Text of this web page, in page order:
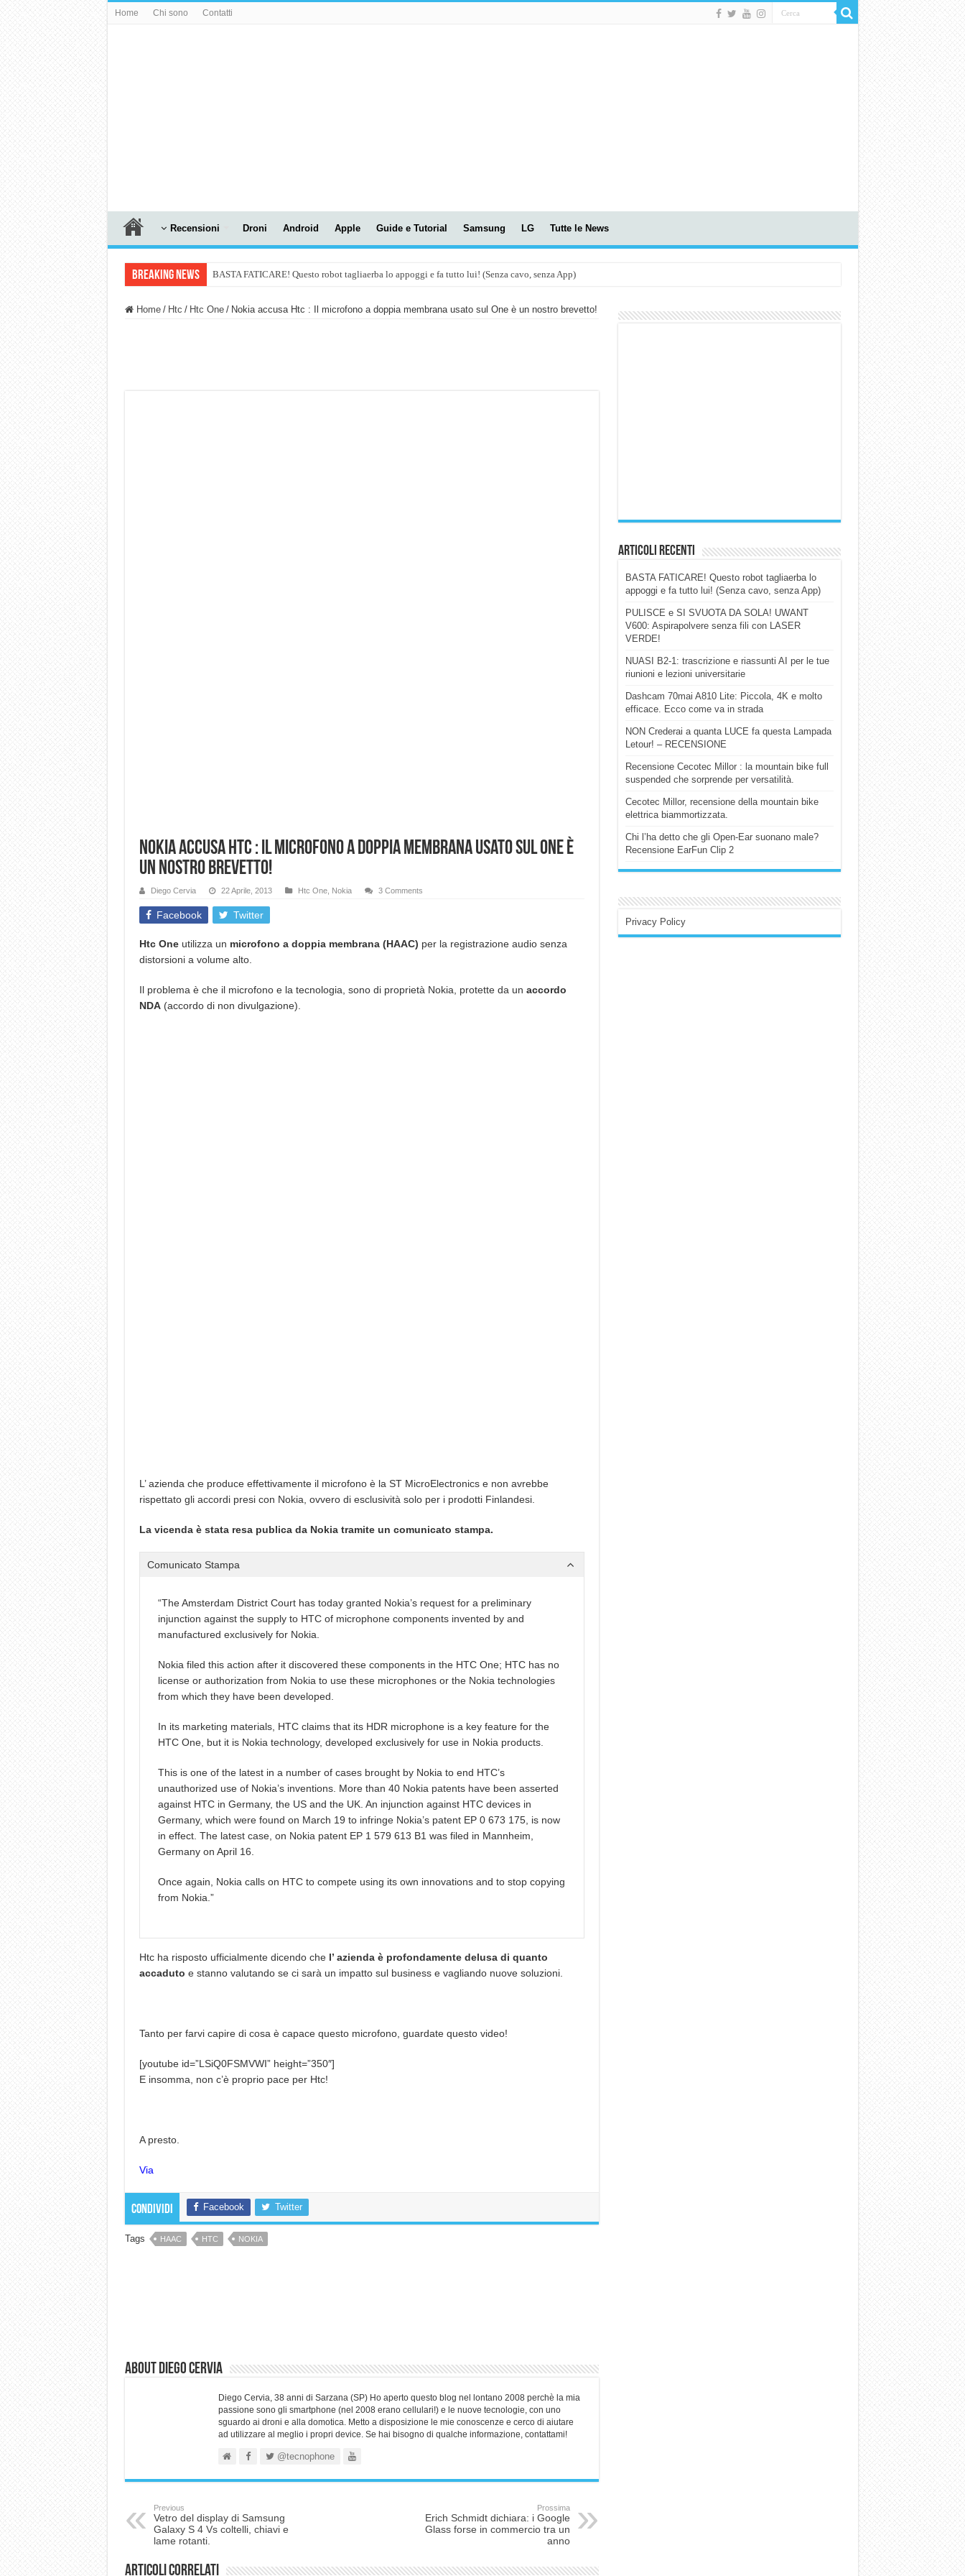
Home Chi sono Contatti
Recensioni Droni Android Apple Guide e Tutorial Samsung LG Tutte le News
Breaking News BASTA FATICARE! Questo robot tagliaerba lo appoggi e fa tutto lui! (Senza cavo, senza App)
Home / Htc / Htc One / Nokia accusa Htc : Il microfono a doppia membrana usato sul One è un nostro brevetto!
Nokia accusa Htc : Il microfono a doppia membrana usato sul One è
un nostro brevetto!
Diego Cervia 22 Aprile, 2013 Htc One, Nokia 3 Comments
Facebook Twitter
Htc Oneutilizza un microfono a doppia membrana (HAAC) per la registrazione audio senza
distorsioni a volume alto.
Il problema è che il microfono e la tecnologia, sono di proprietà Nokia, protette da un accordo
NDA(accordo di non divulgazione).
L’ azienda che produce effettivamente il microfono è la ST MicroElectronics e non avrebbe
rispettato gli accordi presi con Nokia, ovvero di esclusività solo per i prodotti Finlandesi.
La vicenda è stata resa publica da Nokia tramite un comunicato stampa.
Comunicato Stampa
“The Amsterdam District Court has today granted Nokia’s request for a preliminary
injunction against the supply to HTC of microphone components invented by and
manufactured exclusively for Nokia.
Nokia filed this action after it discovered these components in the HTC One; HTC has no
license or authorization from Nokia to use these microphones or the Nokia technologies
from which they have been developed.
In its marketing materials, HTC claims that its HDR microphone is a key feature for the
HTC One, but it is Nokia technology, developed exclusively for use in Nokia products.
This is one of the latest in a number of cases brought by Nokia to end HTC’s
unauthorized use of Nokia’s inventions. More than 40 Nokia patents have been asserted
against HTC in Germany, the US and the UK. An injunction against HTC devices in
Germany, which were found on March 19 to infringe Nokia’s patent EP 0 673 175, is now
in effect. The latest case, on Nokia patent EP 1 579 613 B1 was filed in Mannheim,
Germany on April 16.
Once again, Nokia calls on HTC to compete using its own innovations and to stop copying
from Nokia.”
Htc ha risposto ufficialmente dicendo che l’ azienda è profondamente delusa di quanto
accaduto e stanno valutando se ci sarà un impatto sul business e vagliando nuove soluzioni.
Tanto per farvi capire di cosa è capace questo microfono, guardate questo video!
[youtube id=”LSiQ0FSMVWI” height=”350″]
E insomma, non c’è proprio pace per Htc!
A presto.
Via
Condividi Facebook Twitter
Tags HAAC HTC NOKIA
About Diego Cervia
Diego Cervia, 38 anni di Sarzana (SP) Ho aperto questo blog nel lontano 2008 perchè la mia
passione sono gli smartphone (nel 2008 erano cellulari!) e le nuove tecnologie, con uno
sguardo ai droni e alla domotica. Metto a disposizione le mie conoscenze e cerco di aiutare
ad utilizzare al meglio i propri device. Se hai bisogno di qualche informazione, contattami!
@tecnophone
Previous
Vetro del display di Samsung
Galaxy S 4 Vs coltelli, chiavi e
lame rotanti.
Prossima
Erich Schmidt dichiara: i Google
Glass forse in commercio tra un
anno
Articoli correlati
Articoli Recenti
BASTA FATICARE! Questo robot tagliaerba lo
appoggi e fa tutto lui! (Senza cavo, senza App)
PULISCE e SI SVUOTA DA SOLA! UWANT
V600: Aspirapolvere senza fili con LASER
VERDE!
NUASI B2-1: trascrizione e riassunti AI per le tue
riunioni e lezioni universitarie
Dashcam 70mai A810 Lite: Piccola, 4K e molto
efficace. Ecco come va in strada
NON Crederai a quanta LUCE fa questa Lampada
Letour! – RECENSIONE
Recensione Cecotec Millor : la mountain bike full
suspended che sorprende per versatilità.
Cecotec Millor, recensione della mountain bike
elettrica biammortizzata.
Chi l’ha detto che gli Open-Ear suonano male?
Recensione EarFun Clip 2
Privacy Policy